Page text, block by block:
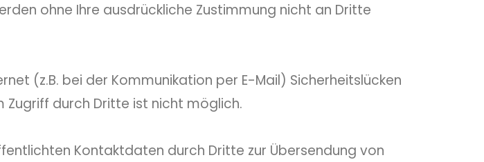
ohne Ihre ausdrückliche Zustimmung nicht an Dritte
(z.B. bei der Kommunikation per E-Mail) Sicherheitslücken
Zugriff durch Dritte ist nicht möglich.
Kontaktdaten durch Dritte zur Übersendung von